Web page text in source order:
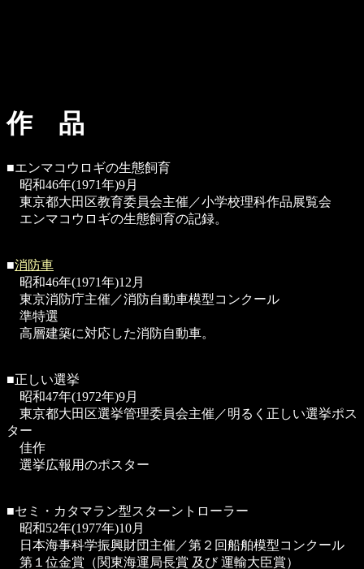
作 品
■エンマコウロギの生態飼育
昭和46年(1971年)9月
東京都大田区教育委員会主催／小学校理科作品展覧会
エンマコウロギの生態飼育の記録。
■消防車
昭和46年(1971年)12月
東京消防庁主催／消防自動車模型コンクール
準特選
高層建築に対応した消防自動車。
■正しい選挙
昭和47年(1972年)9月
東京都大田区選挙管理委員会主催／明るく正しい選挙ポス
ター
佳作
選挙広報用のポスター
■セミ・カタマラン型スターントローラー
昭和52年(1977年)10月
日本海事科学振興財団主催／第２回船舶模型コンクール
第１位金賞（関東海運局長賞 及び 運輸大臣賞）